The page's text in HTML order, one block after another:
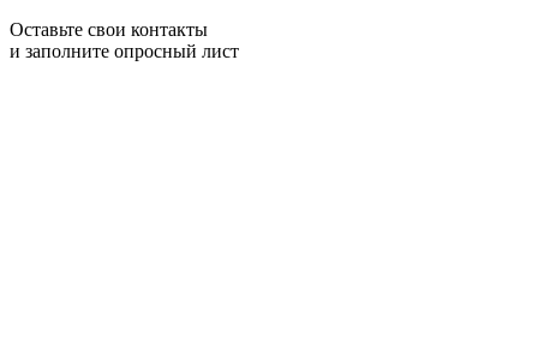
Оставьте свои контакты
и заполните опросный лист